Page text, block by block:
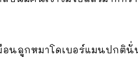
นลูกหมาโดเบอร์แมนปกติ